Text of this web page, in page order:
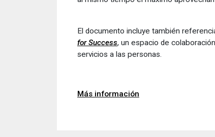
El documento incluye también
for Success, un espacio de
servicios a las personas.
Más información